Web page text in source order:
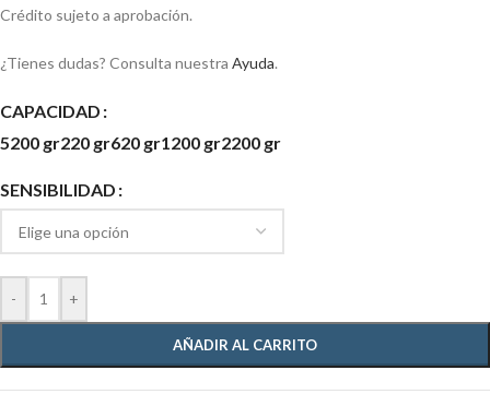
Crédito sujeto a aprobación.
¿Tienes dudas? Consulta nuestra Ayuda.
CAPACIDAD
5200 gr220 gr620 gr1200 gr2200 gr
SENSIBILIDAD
- +
AÑADIR AL CARRITO